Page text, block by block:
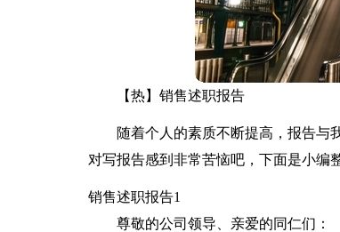
【热】销售述职报告
随着个人的素质不断提高，报告与
对写报告感到非常苦恼吧，下面是小编
销售述职报告1
尊敬的公司领导、亲爱的同仁们：